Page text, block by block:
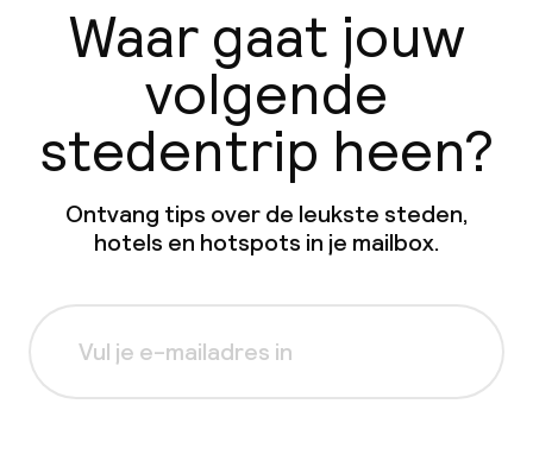
Waar gaat jouw
volgende
stedentrip heen?
Ontvang tips over de leukste steden,
hotels en hotspots in je mailbox.